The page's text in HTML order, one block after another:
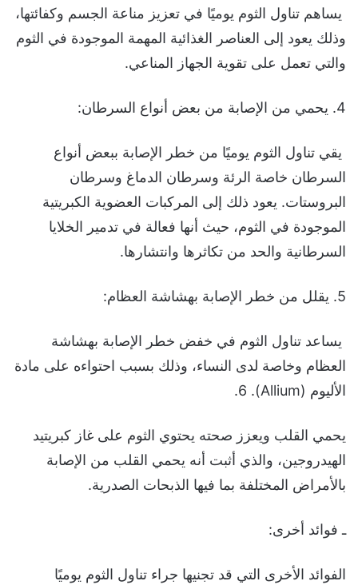
يساهم تناول الثوم يوميًا في تعزيز مناعة الجسم وكفائتها،
وذلك يعود إلى العناصر الغذائية المهمة الموجودة في الثوم
والتي تعمل على تقوية الجهاز المناعي.
4. يحمي من الإصابة من بعض أنواع السرطان:
يقي تناول الثوم يوميًا من خطر الإصابة ببعض أنواع
السرطان خاصة الرئة وسرطان الدماغ وسرطان
البروستات. يعود ذلك إلى المركبات العضوية الكبريتية
الموجودة في الثوم، حيث أنها فعالة في تدمير الخلايا
السرطانية والحد من تكاثرها وانتشارها.
5. يقلل من خطر الإصابة بهشاشة العظام:
يساعد تناول الثوم في خفض خطر الإصابة بهشاشة
العظام وخاصة لدى النساء، وذلك بسبب احتواءه على مادة
الأليوم (Allium). 6.
يحمي القلب ويعزز صحته يحتوي الثوم على غاز كبريتيد
الهيدروجين، والذي أثبت أنه يحمي القلب من الإصابة
بالأمراض المختلفة بما فيها الذبحات الصدرية.
ـ فوائد أخرى:
الفوائد الأخرى التي قد تجنيها جراء تناول الثوم يوميًا